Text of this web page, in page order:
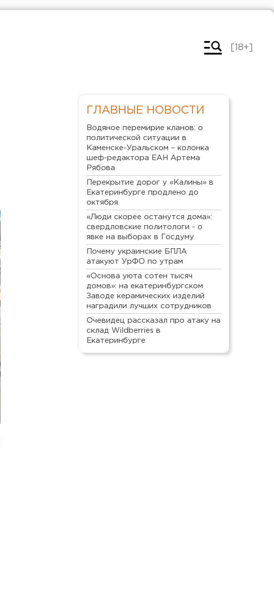
[18+]
ГЛАВНЫЕ НОВОСТИ
Водяное перемирие кланов: о
политической ситуации в
Каменске-Уральском – колонка
шеф-редактора ЕАН Артема
Рябова
Перекрытие дорог у «Калины» в
Екатеринбурге продлено до
октября
«Люди скорее останутся дома»:
свердловские политологи - о
явке на выборах в Госдуму
Почему украинские БПЛА
атакуют УрФО по утрам
«Основа уюта сотен тысяч
домов»: на екатеринбургском
Заводе керамических изделий
наградили лучших сотрудников
Очевидец рассказал про атаку на
склад Wildberries в
Екатеринбурге